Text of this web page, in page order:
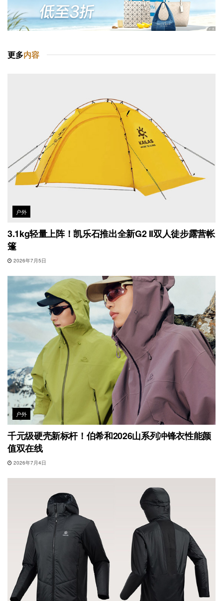
更多内容
户外
3.1kg轻量上阵！凯乐石推出全新G2 II双人徒步露营帐
篷
2026年7月5日
户外
千元级硬壳新标杆！伯希和2026山系列冲锋衣性能颜
值双在线
2026年7月4日